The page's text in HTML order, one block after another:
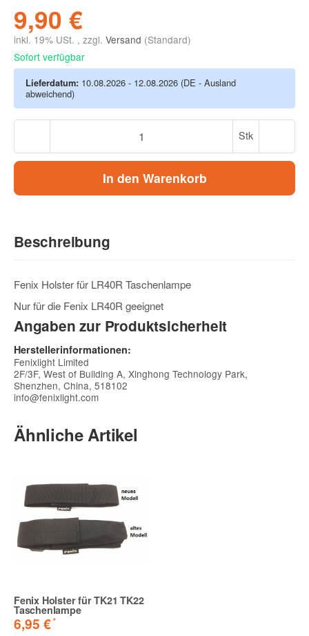
9,90 €
inkl. 19% USt. , zzgl. Versand (Standard)
Sofort verfügbar
Lieferdatum: 10.08.2026 - 12.08.2026 (DE - Ausland
abweichend)
Stk
In den Warenkorb
Beschreibung
Fenix Holster für LR40R Taschenlampe
Nur für die Fenix LR40R geeignet
Angaben zur Produktsicherheit
Herstellerinformationen:
Fenixlight Limited
2F/3F, West of Building A, Xinghong Technology Park,
Shenzhen, China, 518102
info@fenixlight.com
Ähnliche Artikel
Fenix Holster für TK21 TK22
Taschenlampe
6,95 €*